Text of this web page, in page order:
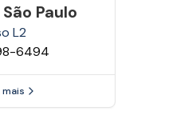
Paulo
L2
6494
mais